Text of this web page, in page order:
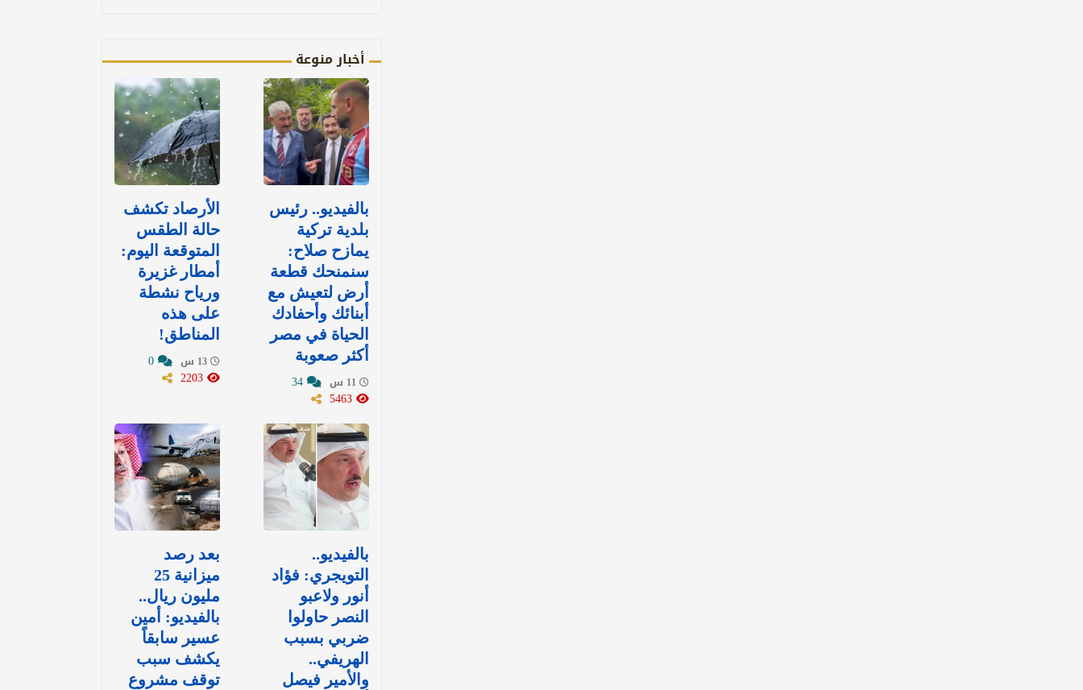
أخبار منوعة
بالفيديو.. رئيس
بلدية تركية
يمازح صلاح:
سنمنحك قطعة
أرض لتعيش مع
أبنائك وأحفادك
الحياة في مصر
أكثر صعوبة
الأرصاد تكشف
حالة الطقس
المتوقعة اليوم:
أمطار غزيرة
ورياح نشطة
على هذه
المناطق!
بالفيديو..
التويجري: فؤاد
أنور ولاعبو
النصر حاولوا
ضربي بسبب
الهريفي..
والأمير فيصل
بعد رصد
ميزانية 25
مليون ريال..
بالفيديو: أمين
عسير سابقاً
يكشف سبب
توقف مشروع